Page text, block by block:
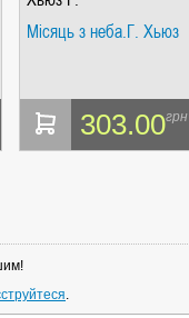
Місяць з неба.Г. Хьюз
303.00грн
.